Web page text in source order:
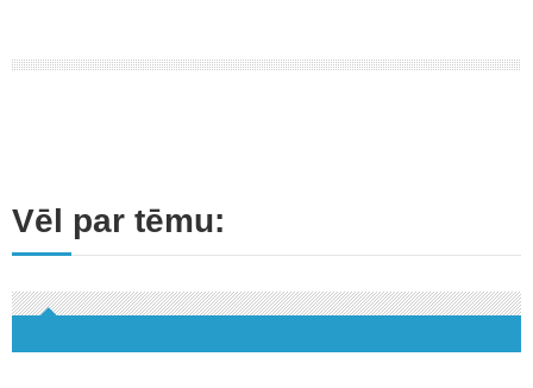
Vēl par tēmu: